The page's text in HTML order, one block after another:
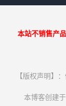
本站不销售产
【版权声明】
本博客创建